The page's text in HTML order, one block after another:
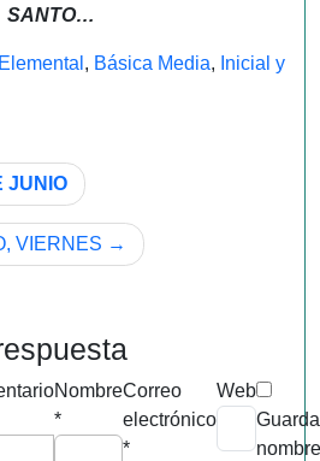
SANTO…
, Básica Media, Inicial y
JUNIO
VIERNES
Nombre
*
Correo
electrónico
*
Web